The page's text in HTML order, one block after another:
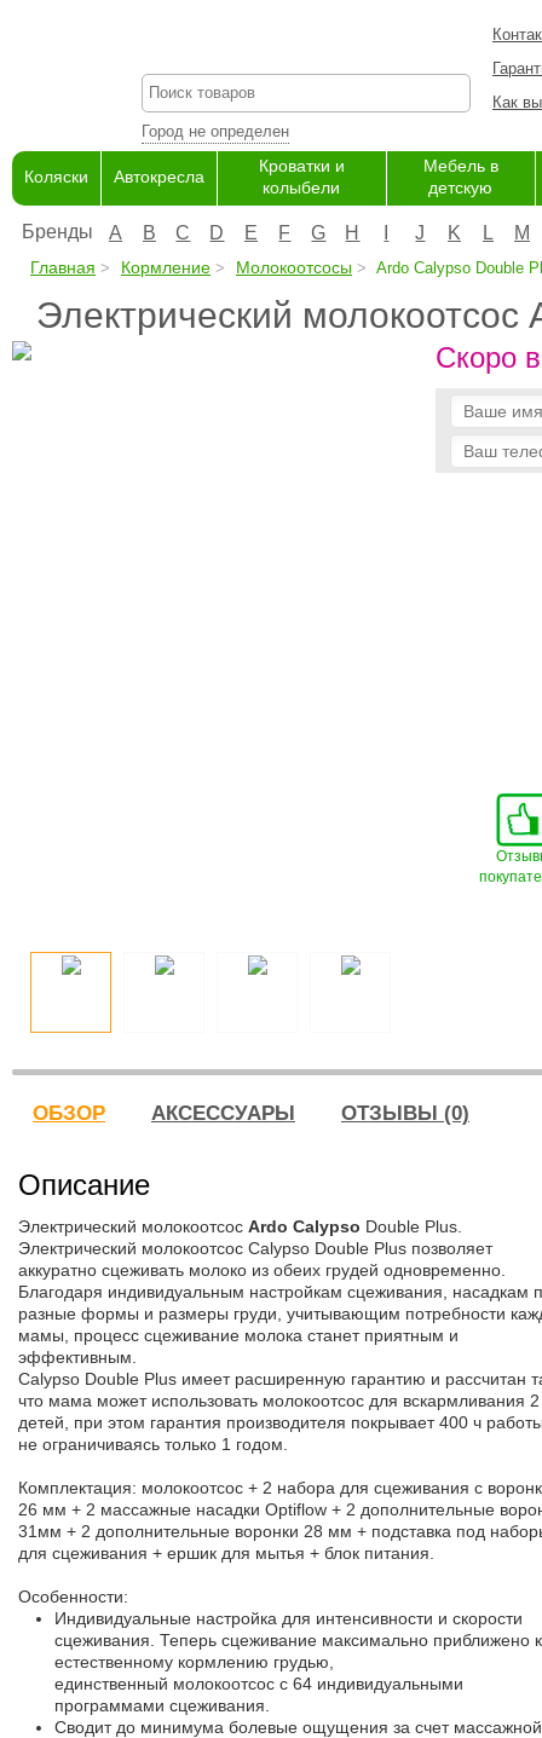
Город не определен
Как
Коляски Автокресла
Кроватки и
колыбели
Мебель в
детскую
Бренды A B C D E F G H J K L M
Главная Кормление Молокоотсосы Ardo Calypso Double
Электрический
Скоро
ОБЗОР АКСЕССУАРЫ ОТЗЫВЫ (0)
Описание
Электрический молокоотсос Ardo Calypso Double Plus.
Электрический молокоотсос Calypso Double Plus позволяет
аккуратно сцеживать молоко из обеих грудей одновременно.
Благодаря индивидуальным настройкам сцеживания, насадкам
разные формы и размеры груди, учитывающим потребности
мамы, процесс сцеживание молока станет приятным и
эффективным.
Calypso Double Plus имеет расширенную гарантию и рассчитан
что мама может использовать молокоотсос для вскармливания 2
детей, при этом гарантия производителя покрывает 400 ч
не ограничиваясь только 1 годом.
Комплектация: молокоотсос + 2 набора для сцеживания с
26 мм + 2 массажные насадки Optiflow + 2 дополнительные
31мм + 2 дополнительные воронки 28 мм + подставка под
для сцеживания + ершик для мытья + блок питания.
Особенности:
Индивидуальные настройка для интенсивности и скорости
сцеживания. Теперь сцеживание максимально приближено к
естественному кормлению грудью,
единственный молокоотсос с 64 индивидуальными
программами сцеживания.
Сводит до минимума болевые ощущения за счет массажной